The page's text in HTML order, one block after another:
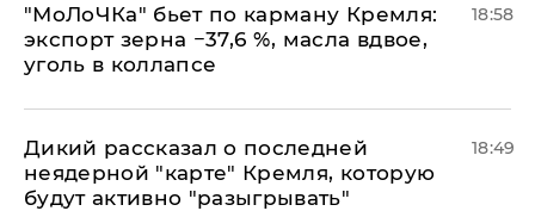
​"МоЛоЧКа" бьет по карману Кремля:
экспорт зерна −37,6 %, масла вдвое,
уголь в коллапсе
18:58
Дикий рассказал о последней
неядерной "карте" Кремля, которую
будут активно "разыгрывать"
18:49